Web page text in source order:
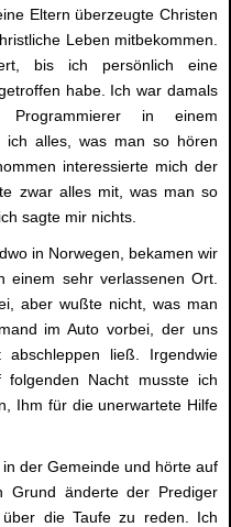
Eltern überzeugte Christen
Leben mitbekommen.
bis ich persönlich eine
habe. Ich war damals
in einem
ich alles, was man so hören
interessierte mich der
zwar alles mit, was man so
sagte mir nichts.
in Norwegen, bekamen wir
einem sehr verlassenen Ort.
aber wußte nicht, was man
im Auto vorbei, der uns
ließ. Irgendwie
Nacht musste ich
Ihm für die unerwartete Hilfe
der Gemeinde und hörte auf
Grund änderte der Prediger
die Taufe zu reden. Ich